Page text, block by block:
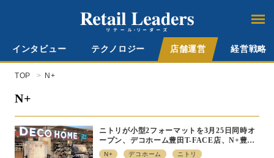
インタビュー テクノロジー 店舗運営 経営戦略
TOP N+
N+
ニトリが小型2フォーマットを3月25日同時オ
ープン、デコホーム豊田T-FACE店、N+豊田
T-FACE店
N+ デコホーム ニトリ